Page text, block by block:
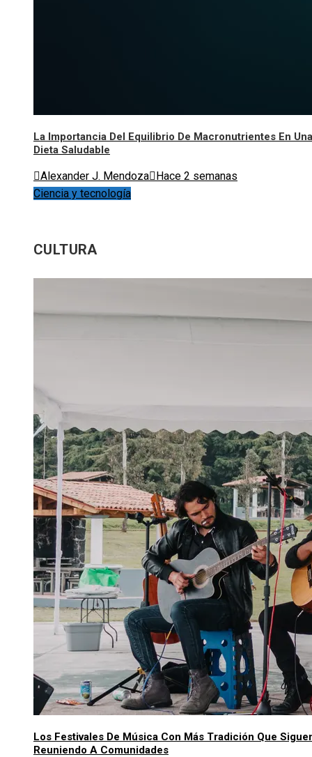
La Importancia Del Equilibrio De Macronutrientes En Una
Dieta Saludable
Alexander J. Mendoza Hace 2 semanas
Ciencia y tecnología
CULTURA
Los Festivales De Música Con Más Tradición Que
Reuniendo A Comunidades